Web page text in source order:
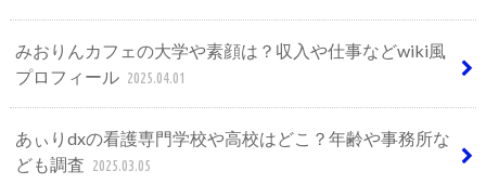
みおりんカフェの大学や素顔は？収入や仕事などwiki風
プロフィール 2025.04.01
あぃりdxの看護専門学校や高校はどこ？年齢や事務所な
ども調査 2025.03.05